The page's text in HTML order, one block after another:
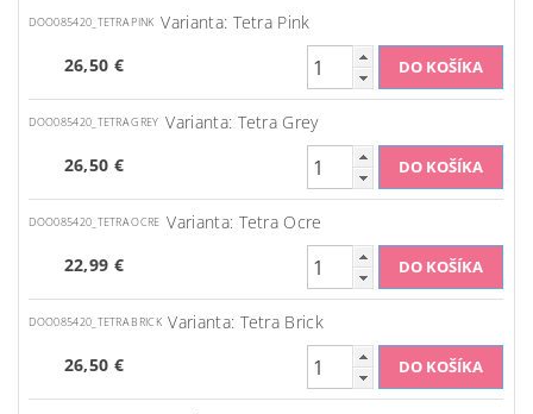
DOO085420_TETRA PINK Varianta: Tetra Pink
26,50 €
DOO085420_TETRA GREY Varianta: Tetra Grey
26,50 €
DOO085420_TETRA OCRE Varianta: Tetra Ocre
22,99 €
DOO085420_TETRA BRICK Varianta: Tetra Brick
26,50 €